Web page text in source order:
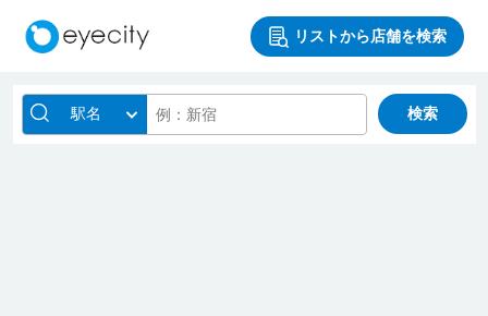
リストから店舗を検索
駅名 検索